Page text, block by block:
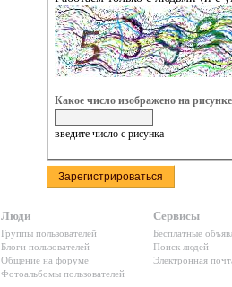
Какое число изображено на
введите число с рисунка
Люди
Группы пользователей
Блоги пользователей
Общение на форуме
Фотоальбомы пользователей
Сервисы
Бесплатные
Поиск людей
Электронная